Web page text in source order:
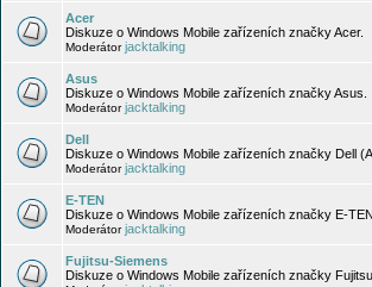
Acer
Diskuze o Windows Mobile zařízeních značky Acer.
Moderátorjacktalking
Asus
Diskuze o Windows Mobile zařízeních značky Asus.
Moderátorjacktalking
Dell
Diskuze o Windows Mobile zařízeních značky Dell
Moderátorjacktalking
E-TEN
Diskuze o Windows Mobile zařízeních značky E-
Moderátorjacktalking
Fujitsu-Siemens
Diskuze o Windows Mobile zařízeních značky